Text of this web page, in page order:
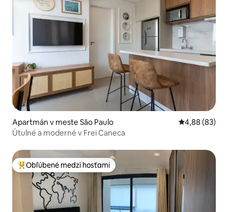
Apartmán v meste São Paulo Priemerné
4,88 (83)
Útulné a moderné v Frei Caneca
Najobľúbenejšie medzi hosťami
Obľúbené medzi hosťami